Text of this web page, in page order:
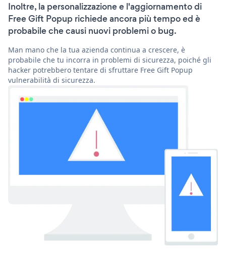
Inoltre, la personalizzazione e l'aggiornamento di
Free Gift Popup richiede ancora più tempo ed è
probabile che causi nuovi problemi o bug.
Man mano che la tua azienda continua a crescere, è
probabile che tu incorra in problemi di sicurezza, poiché gli
hacker potrebbero tentare di sfruttare Free Gift Popup
vulnerabilità di sicurezza.